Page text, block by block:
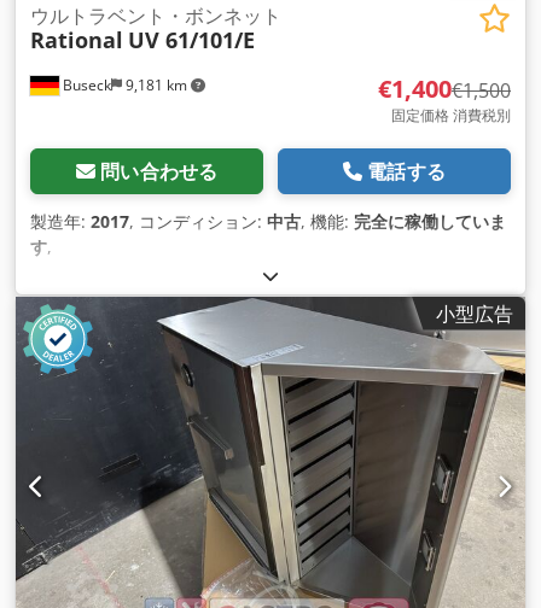
Buseck 9,181 km
ウルトラベント・ボンネット
Rational UV 61/101/E
€1,400€1,500
固定価格 消費税別
問い合わせる 電話する
製造年: 2017, コンディション: 中古, 機能: 完全に稼働していま
す,
小型広告